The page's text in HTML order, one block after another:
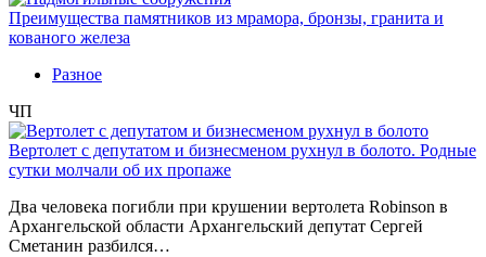
Преимущества памятников из мрамора, бронзы, гранита и
кованого железа
Разное
ЧП
Вертолет с депутатом и бизнесменом рухнул в болото. Родные
сутки молчали об их пропаже
Два человека погибли при крушении вертолета Robinson в
Архангельской области Архангельский депутат Сергей
Сметанин разбился…